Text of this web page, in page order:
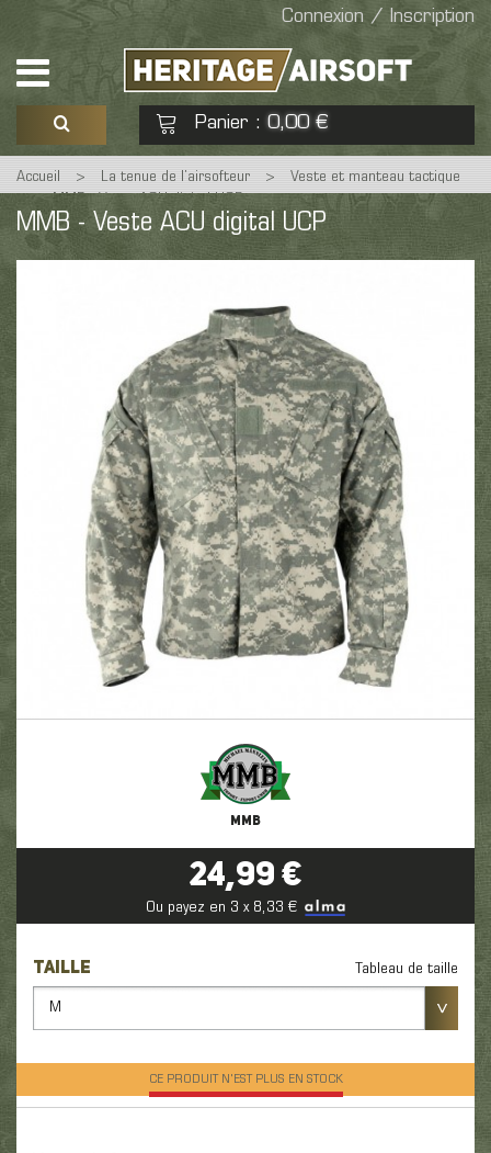
Connexion / Inscription
Panier : 0,00 €
Voir mon panier Commander
Aucun produit
Accueil > La tenue de l’airsofteur >
Veste et manteau tactique
MMB - Veste ACU digital UCP
MMB - Veste ACU digital UCP
MMB
24,99 €
Ou payez en 3 x 8,33 €
TAILLE Tableau de taille
M
CE PRODUIT N'EST PLUS EN STOCK